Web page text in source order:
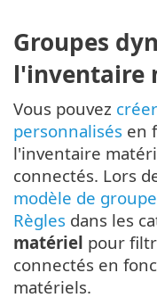
Groupes
l'inventaire
Vous pouvez
personnalisés en
l'inventaire
connectés. Lors
modèle de
Règles dans les
matériel pour
connectés en
matériels.